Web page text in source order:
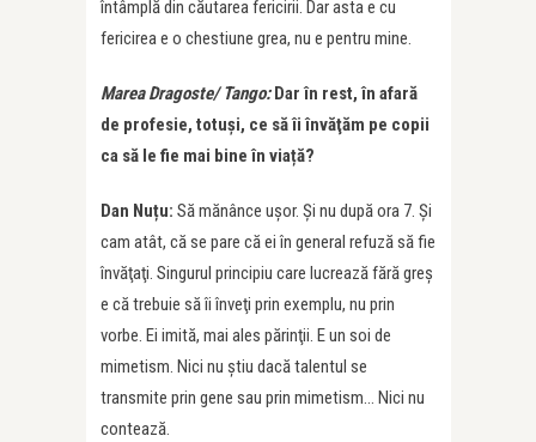
întâmplă din căutarea fericirii. Dar asta e cu
fericirea e o chestiune grea, nu e pentru mine.
Marea Dragoste/ Tango:Dar în rest, în afară
de profesie, totuși, ce să îi învăţăm pe copii
ca să le fie mai bine în viață?
Dan Nuțu: Să mănânce uşor. Şi nu după ora 7. Şi
cam atât, că se pare că ei în general refuză să fie
învăţaţi. Singurul principiu care lucrează fără greş
e că trebuie să îi înveţi prin exemplu, nu prin
vorbe. Ei imită, mai ales părinţii. E un soi de
mimetism. Nici nu ştiu dacă talentul se
transmite prin gene sau prin mimetism… Nici nu
contează.